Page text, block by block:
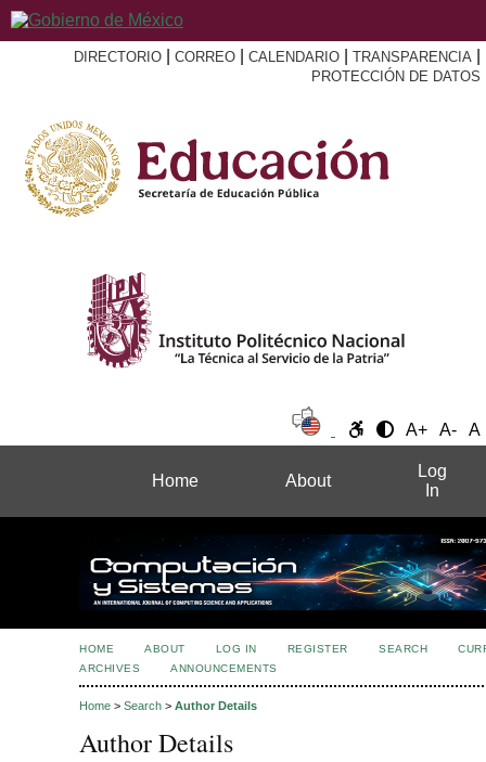
DIRECTORIO CORREO CALENDARIO TRANSPARENCIA
PROTECCIÓN DE DATOS
A+ A- A
Home About
Log
In
HOME ABOUT LOG IN REGISTER SEARCH
ARCHIVES
ANNOUNCEMENTS
Home > Search > Author Details
Author Details